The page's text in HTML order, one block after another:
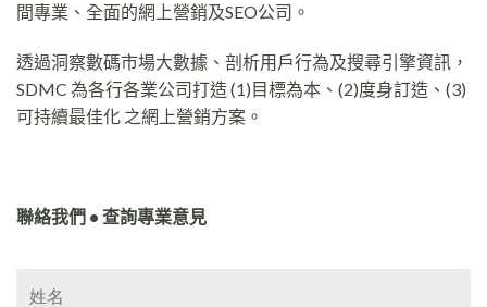
間專業、全面的網上營銷及SEO公司。
透過洞察數碼市場大數據、剖析用戶行為及搜尋引擎資訊，
SDMC 為各行各業公司打造 (1)目標為本、(2)度身訂造、(3)
可持續最佳化 之網上營銷方案。
聯絡我們 • 查詢專業意見